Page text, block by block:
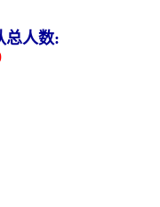
总人数: